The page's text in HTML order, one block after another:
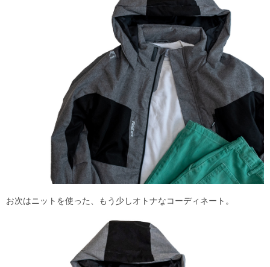
お次はニットを使った、もう少しオトナなコーディネート。